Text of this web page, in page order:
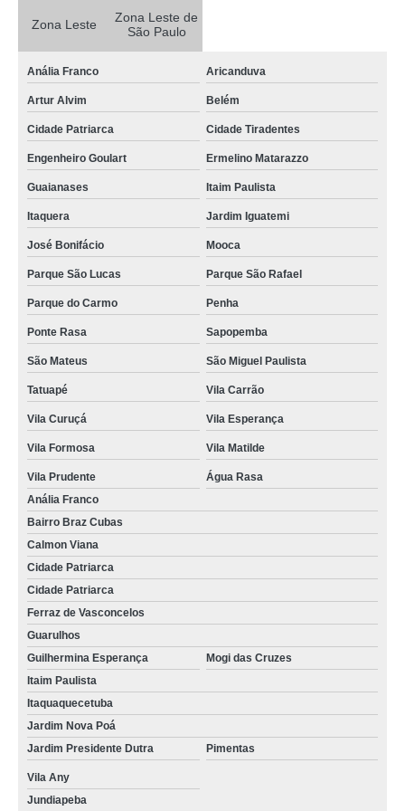
concreto usinado para contrapiso Arujá
concreto usinado para alicerce preço Vila Guilherme
onde comprar concreto usinado para contrapiso São Domingos
concreto usinado para laje forro Poá
concreto usinado para baldrame preço Butantã
concreto usinado para alicerce Praça da Arvore
concreto usinado para laje forro preço Salesópolis
onde comprar concreto usinado para alicerce Vila Matilde
concreto usinado para contrapiso preço Ermelino Matarazzo
concreto usinado para baldrame Pacaembu
quanto custa concretos usinados Itaquaquecetuba
concreto usinado para fundação Vila Gustavo
concreto usinado laje preço Mandaqui
concreto usinado para baldrame preço Água Rasa
concreto usinado para calçada preço Vila Sônia
concreto usinado para estacionamento preço Praça da Arvore
concretos usinados para laje forro Vila Esperança
quanto custa concreto usinado laje Pinheiros
concreto usinado leve Jaguaré
concretos usinados para baldrame Parque São Domingos
concretos usinados para laje forro Butantã
quanto custa concreto usinado para piscina Pinheiros
concretos usinados para contrapiso Alto do Pari
Zona Leste
Zona Leste de
São Paulo
Anália Franco Aricanduva
Artur Alvim Belém
Cidade Patriarca Cidade Tiradentes
Engenheiro Goulart Ermelino Matarazzo
Guaianases Itaim Paulista
Itaquera Jardim Iguatemi
José Bonifácio Mooca
Parque São Lucas Parque São Rafael
Parque do Carmo Penha
Ponte Rasa Sapopemba
São Mateus São Miguel Paulista
Tatuapé Vila Carrão
Vila Curuçá Vila Esperança
Vila Formosa Vila Matilde
Vila Prudente
Água Rasa
Anália Franco
Bairro Braz Cubas
Calmon Viana
Cidade Patriarca
Cidade Patriarca
Ferraz de Vasconcelos
Guarulhos
Guilhermina Esperança
Mogi das Cruzes
Itaim Paulista
Itaquaquecetuba
Jardim Nova Poá
Jardim Presidente Dutra
Pimentas
Vila Any
Jundiapeba